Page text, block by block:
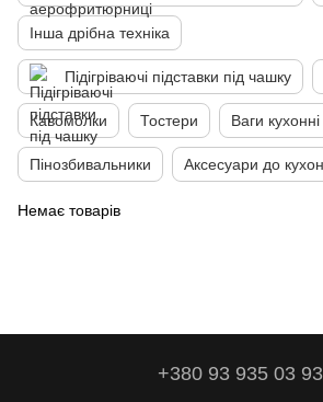
Інша дрібна техніка
Підігріваючі підставки під чашку
Кавомолки Тостери Ваги кухонні
Пінозбивальники Аксесуари до
Немає товарів
+380 93 935 03 93